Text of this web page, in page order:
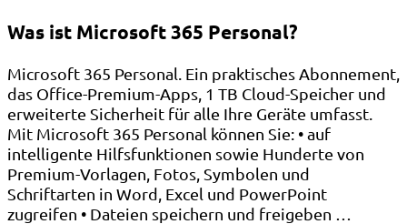
Was ist Microsoft 365 Personal?
Microsoft 365 Personal. Ein praktisches Abonnement,
das Office-Premium-Apps, 1 TB Cloud-Speicher und
erweiterte Sicherheit für alle Ihre Geräte umfasst.
Mit Microsoft 365 Personal können Sie: • auf
intelligente Hilfsfunktionen sowie Hunderte von
Premium-Vorlagen, Fotos, Symbolen und
Schriftarten in Word, Excel und PowerPoint
zugreifen • Dateien speichern und freigeben …